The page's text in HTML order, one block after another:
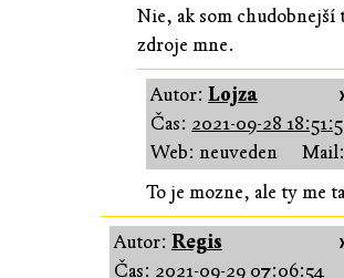
Nie, ak som chudobnejší
zdroje mne.
Autor:Lojza
Čas: 2021-09-28
Web: neuveden
To je mozne, ale ty me
Autor: Regis
Čas: 2021-09-29 07:06:54